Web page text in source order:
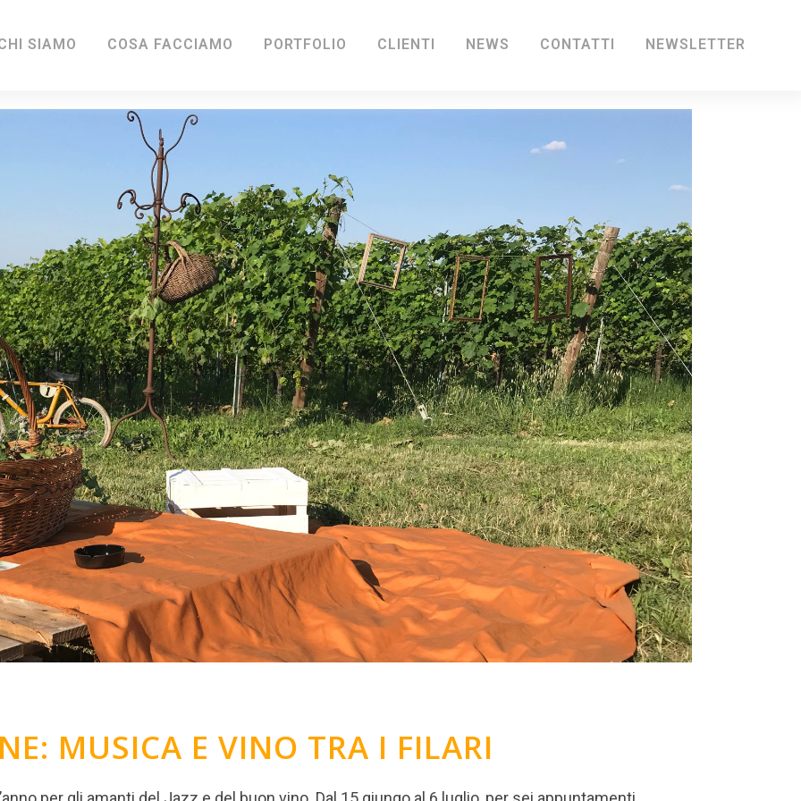
SIAMO COSA FACCIAMO PORTFOLIO CLIENTI NEWS CONTATTI NEWSLETTER
MUSICA E VINO TRA I FILARI